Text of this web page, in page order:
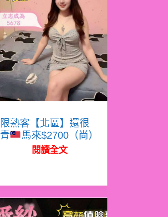
限熟客【北區】還很
青
馬來$2700（尚）
閱讀全文